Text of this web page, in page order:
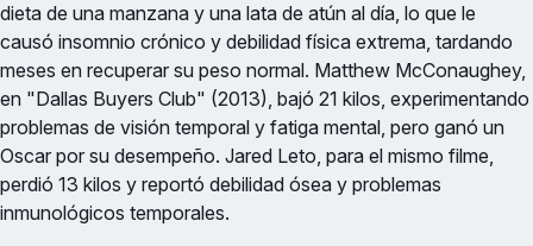
dieta de una manzana y una lata de atún al día, lo que le
causó insomnio crónico y debilidad física extrema, tardando
meses en recuperar su peso normal. Matthew McConaughey,
en "Dallas Buyers Club" (2013), bajó 21 kilos, experimentando
problemas de visión temporal y fatiga mental, pero ganó un
Oscar por su desempeño. Jared Leto, para el mismo filme,
perdió 13 kilos y reportó debilidad ósea y problemas
inmunológicos temporales.